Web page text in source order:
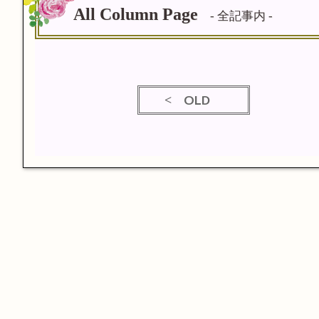
All Column Page - 全記事内 -
OLD